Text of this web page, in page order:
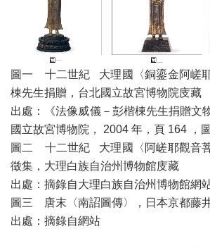
圖一 十二世紀 大理國〈銅鎏金阿嵯
棟先生捐贈，台北國立故宮博物院庋藏
出處：《法像威儀－彭楷棟先生捐贈文
國立故宮博物院， 2004 年，頁 164 ，
圖二 十二世紀 大理國〈阿嵯耶觀音
徵集，大理白族自治州博物館庋藏
出處：摘錄自大理白族自治州博物館網
圖三 唐末〈南詔圖傳〉，日本京都藤
出處：摘錄自網站